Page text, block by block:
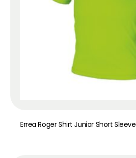
Errea Roger Shirt Junior Short Sleeve